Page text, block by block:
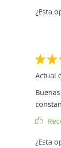
¿Esta
Actual
¿Esta